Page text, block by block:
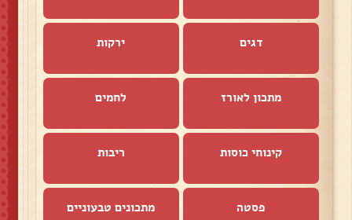
דגים ירקות
מתכון לאורז לחמים
קינוחי כוסות ריבות
פסטה מתכונים טבעוניים